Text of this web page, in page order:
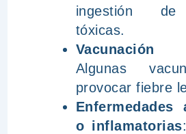
ingestión de
tóxicas.
Algunas
provocar fiebre
Enfermedades
o inflamatorias